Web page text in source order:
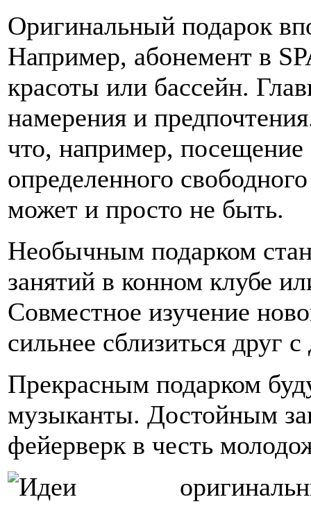
Оригинальный подарок
Например, абонемент в
красоты или бассейн.
намерения и
что, например, посещение
определенного
может и просто не быть.
Необычным подарком
занятий в конном клубе
Совместное изучение
сильнее сблизиться друг
Прекрасным подарком
музыканты. Достойным
фейерверк в честь